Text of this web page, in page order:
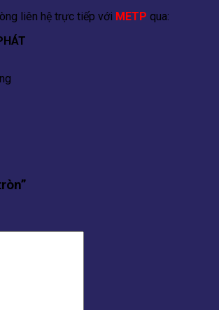
liên hệ trực tiếp với METP qua: